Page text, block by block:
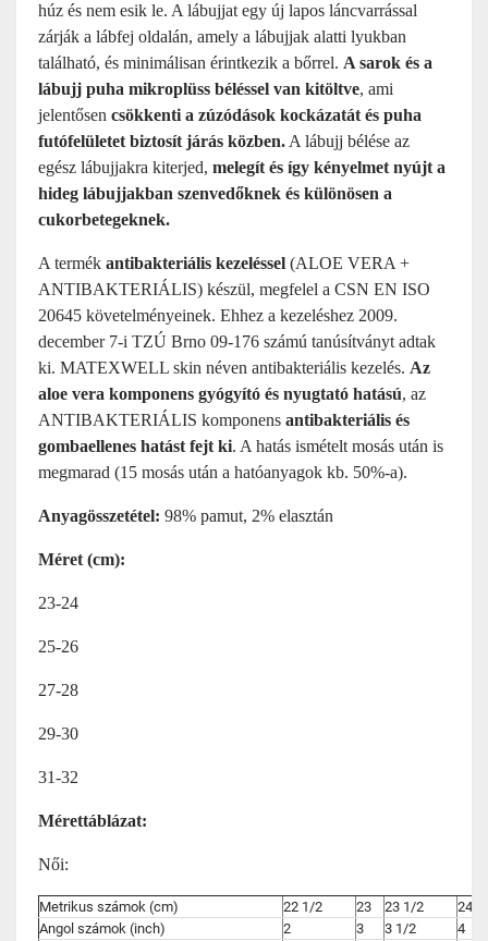
húz és nem esik le. A lábujjat egy új lapos láncvarrással
zárják a lábfej oldalán, amely a lábujjak alatti lyukban
található, és minimálisan érintkezik a bőrrel. A sarok és a
lábujj puha mikroplüss béléssel van kitöltve, ami
jelentősen csökkenti a zúzódások kockázatát és puha
futófelületet biztosít járás közben. A lábujj bélése az
egész lábujjakra kiterjed, melegít és így kényelmet nyújt a
hideg lábujjakban szenvedőknek és különösen a
cukorbetegeknek.
A termék antibakteriális kezeléssel (ALOE VERA +
ANTIBAKTERIÁLIS) készül, megfelel a CSN EN ISO
20645 követelményeinek. Ehhez a kezeléshez 2009.
december 7-i TZÚ Brno 09-176 számú tanúsítványt adtak
ki. MATEXWELL skin néven antibakteriális kezelés. Az
aloe vera komponens gyógyító és nyugtató hatású, az
ANTIBAKTERIÁLIS komponens antibakteriális és
gombaellenes hatást fejt ki. A hatás ismételt mosás után is
megmarad (15 mosás után a hatóanyagok kb. 50%-a).
Anyagösszetétel: 98% pamut, 2% elasztán
Méret (cm):
23-24
25-26
27-28
29-30
31-32
Mérettáblázat:
Női:
Metrikus számok (cm) 22 1/2 23 23 1/2 24
Angol számok (inch)
2 3 3 1/2 4